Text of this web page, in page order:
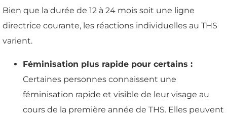
Bien que la durée de 12 à 24 mois soit une ligne
directrice courante, les réactions individuelles au THS
varient.
Féminisation plus rapide pour certains :
Certaines personnes connaissent une
féminisation rapide et visible de leur visage au
cours de la première année de THS. Elles peuvent